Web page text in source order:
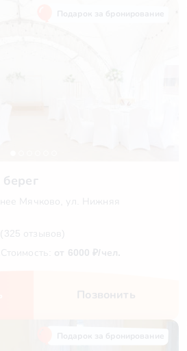
Мячково, ул. Нижняя
(325 отзывов)
Стоимость: от 6000 ₽/чел.
Позвонить